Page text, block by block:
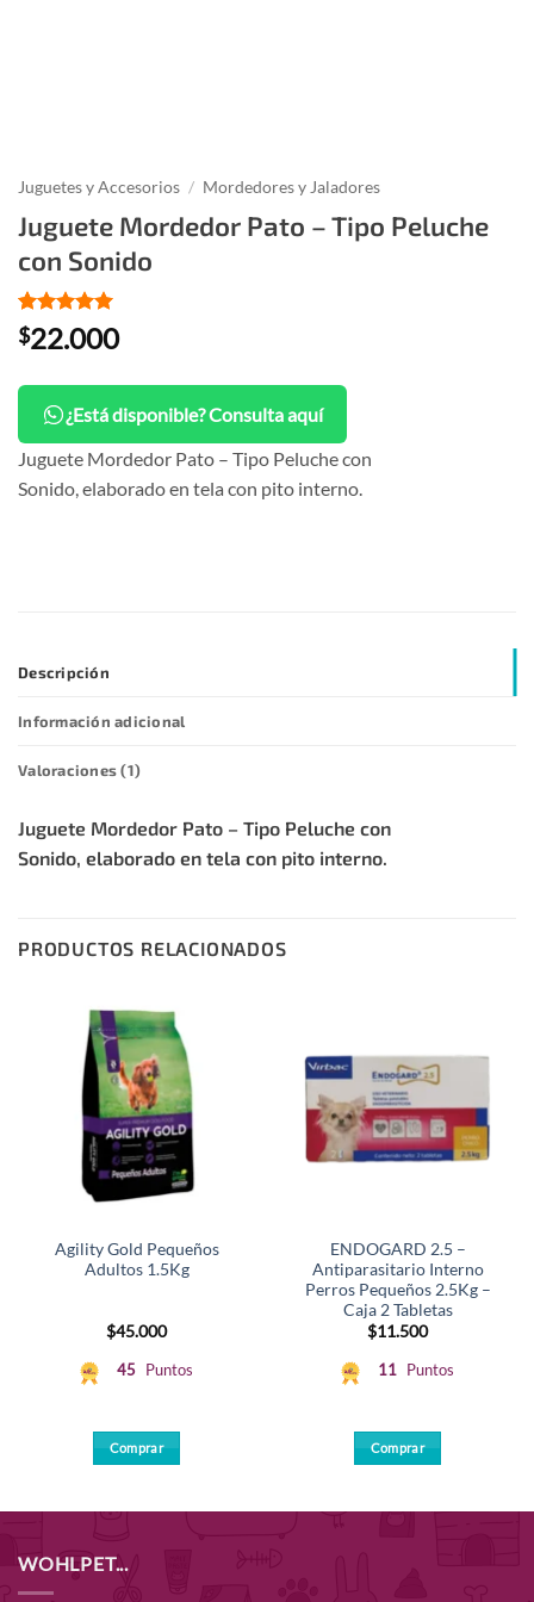
Juguetes y Accesorios / Mordedores y Jaladores
Juguete Mordedor Pato – Tipo Peluche
con Sonido
Valorado
con5de 5
1
valoración
de un
cliente
$22.000
¿Está disponible? Consulta aquí
Juguete Mordedor Pato – Tipo Peluche con
Sonido, elaborado en tela con pito interno.
Descripción
Información adicional
Valoraciones (1)
Juguete Mordedor Pato – Tipo Peluche con
Sonido, elaborado en tela con pito interno.
PRODUCTOS RELACIONADOS
Agility Gold Pequeños
Adultos 1.5Kg
$45.000
45 Puntos
Comprar
ENDOGARD 2.5 –
Antiparasitario Interno
Perros Pequeños 2.5Kg –
Caja 2 Tabletas
$11.500
11 Puntos
Comprar
WOHLPET...